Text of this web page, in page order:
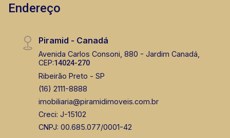
Endereço
Piramid - Canadá
Avenida Carlos Consoni, 880 - Jardim Canadá,
CEP:14024-270
Ribeirão Preto - SP
(16) 2111-8888
imobiliaria@piramidimoveis.com.br
Creci: J-15102
CNPJ: 00.685.077/0001-42